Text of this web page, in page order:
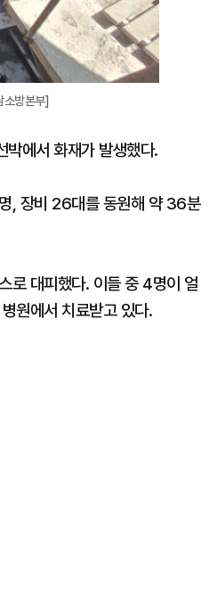
소방본부]
에서 화재가 발생했다.
, 장비 26대를 동원해 약 36분
로 대피했다. 이들 중 4명이 얼
원에서 치료받고 있다.